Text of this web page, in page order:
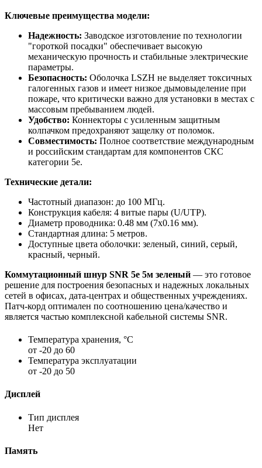
Ключевые преимущества модели:
Надежность: Заводское изготовление по технологии
"гороткой посадки" обеспечивает высокую
механическую прочность и стабильные электрические
параметры.
Безопасность: Оболочка LSZH не выделяет токсичных
галогенных газов и имеет низкое дымовыделение при
пожаре, что критически важно для установки в местах с
массовым пребыванием людей.
Удобство: Коннекторы с усиленным защитным
колпачком предохраняют защелку от поломок.
Совместимость: Полное соответствие международным
и российским стандартам для компонентов СКС
категории 5e.
Технические детали:
Частотный диапазон: до 100 МГц.
Конструкция кабеля: 4 витые пары (U/UTP).
Диаметр проводника: 0.48 мм (7x0.16 мм).
Стандартная длина: 5 метров.
Доступные цвета оболочки: зеленый, синий, серый,
красный, черный.
Коммутационный шнур SNR 5e 5м зеленый — это готовое
решение для построения безопасных и надежных локальных
сетей в офисах, дата-центрах и общественных учреждениях.
Патч-корд оптимален по соотношению цена/качество и
является частью комплексной кабельной системы SNR.
Температура хранения, °C
от -20 до 60
Температура эксплуатации
от -20 до 50
Дисплей
Тип дисплея
Нет
Память